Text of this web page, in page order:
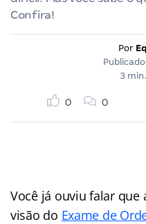
Confira!
Por
3
0 0
Você já ouviu falar que
visão do Exame de